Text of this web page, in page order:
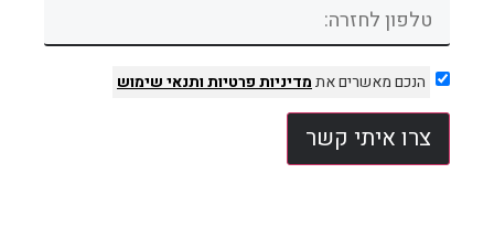
הנכם מאשרים אתמדיניות פרטיותותנאי שימוש
צרו איתי קשר